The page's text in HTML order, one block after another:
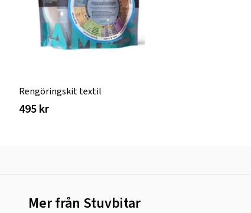
Rengöringskit textil
495 kr
Mer från Stuvbitar